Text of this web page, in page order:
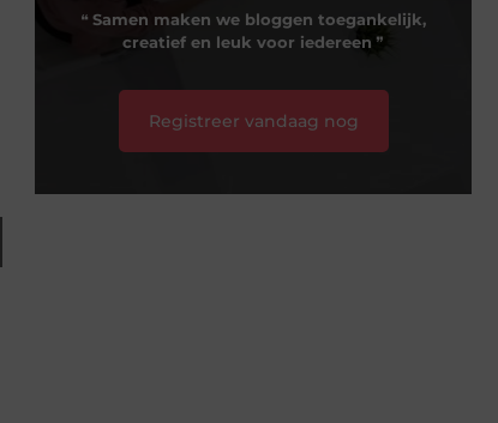
❝ Samen maken we bloggen toegankelijk,
creatief en leuk voor iedereen ❞
Registreer vandaag nog